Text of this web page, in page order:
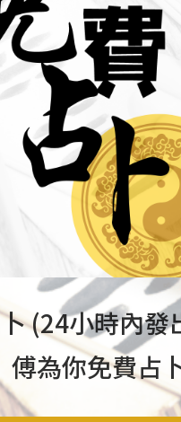
玄燊 師傅
- 年營收8位數千萬玄學家
- 專營商業及企業風水玄學服務
頻道及各渠道粉絲6位數, 電郵
- 徒弟團隊超過40人, 分佈港台
- 香港及馬來西亞合法註冊公司
- 暢銷書《梅花八字》作者
Your Signature
(24小時內發
傅為你免費占